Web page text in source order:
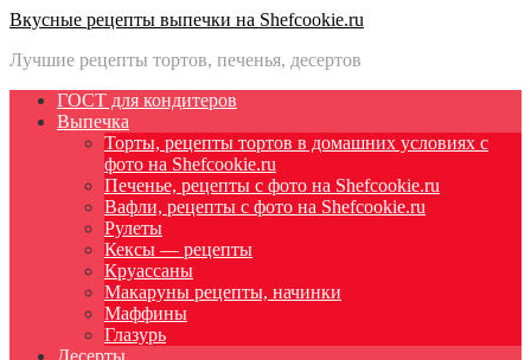
Вкусные рецепты выпечки на Shefcookie.ru
Лучшие рецепты тортов, печенья, десертов
ГОСТ для кондитеров
Выпечка
Торты, рецепты тортов в домашних условиях с
фото на Shefcookie.ru
Печенье, рецепты с фото на Shefcookie.ru
Вафли, рецепты с фото на Shefcookie.ru
Рулеты
Кексы — рецепты
Круассаны
Макаруны рецепты, начинки
Маффины
Глазурь
Десерты